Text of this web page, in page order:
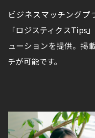
ビジネスマッチングプ
「ロジスティクスTips
ューションを提供。掲
チが可能です。